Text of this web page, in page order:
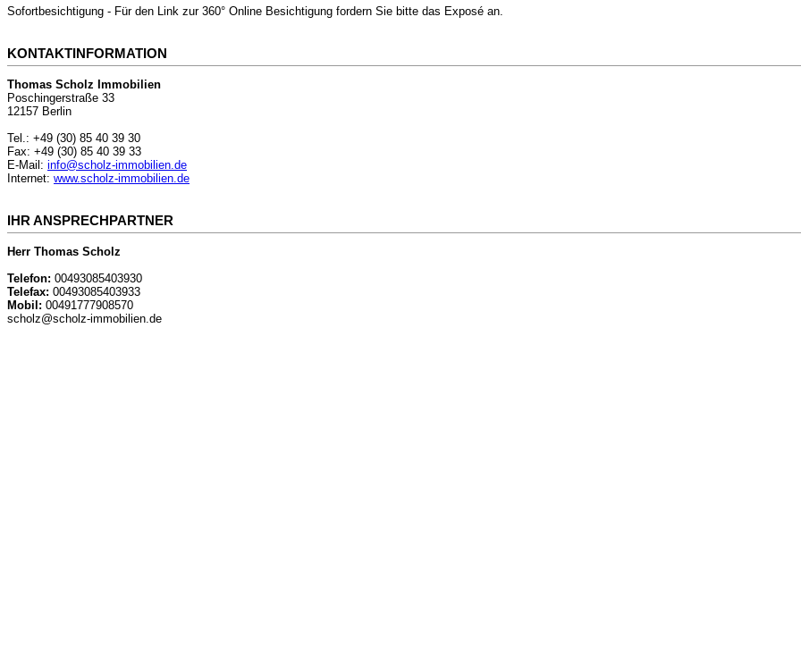
Sofortbesichtigung - Für den Link zur 360° Online Besichtigung fordern Sie bitte das Exposé an.
KONTAKTINFORMATION
Thomas Scholz Immobilien
Poschingerstraße 33
12157 Berlin
Tel.: +49 (30) 85 40 39 30
Fax: +49 (30) 85 40 39 33
E-Mail: info@scholz-immobilien.de
Internet: www.scholz-immobilien.de
IHR ANSPRECHPARTNER
Herr Thomas Scholz
Telefon: 00493085403930
Telefax: 00493085403933
Mobil: 00491777908570
scholz@scholz-immobilien.de